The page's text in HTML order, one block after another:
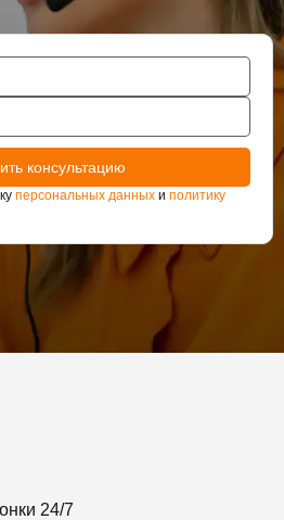
персональных данных и политику
24/7